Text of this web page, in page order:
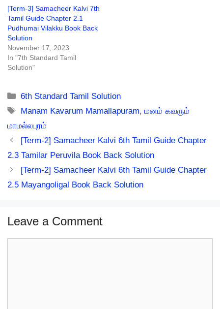
[Term-3] Samacheer Kalvi 7th
Tamil Guide Chapter 2.1
Pudhumai Vilakku Book Back
Solution
November 17, 2023
In "7th Standard Tamil
Solution"
Categories
6th Standard Tamil Solution
Tags
Manam Kavarum Mamallapuram,மனம் கவரும்
மாமல்லபுரம்
[Term-2] Samacheer Kalvi 6th Tamil Guide Chapter
2.3 Tamilar Peruvila Book Back Solution
[Term-2] Samacheer Kalvi 6th Tamil Guide Chapter
2.5 Mayangoligal Book Back Solution
Leave a Comment